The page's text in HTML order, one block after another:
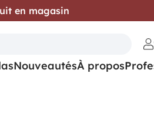
en magasin
NouveautésÀ propos